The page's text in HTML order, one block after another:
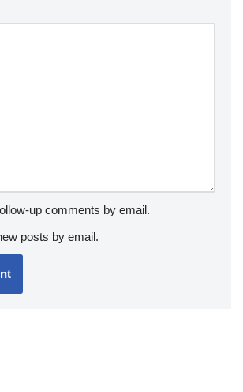
up comments by email.
posts by email.